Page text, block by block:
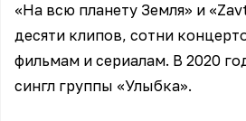
«На всю планету Земля» и
десяти клипов, сотни
фильмам и сериалам. В 2020
сингл группы «Улыбка».